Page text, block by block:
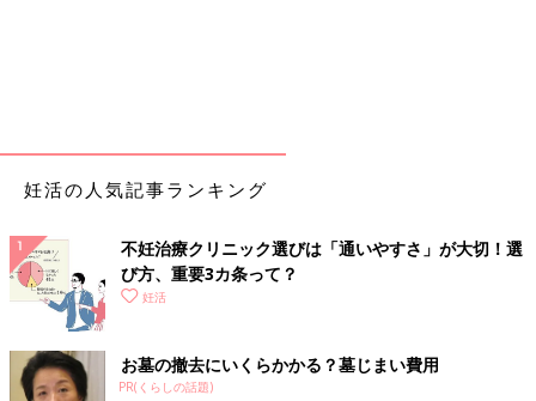
妊活の人気記事ランキング
不妊治療クリニック選びは「通いやすさ」が大切！選
び方、重要3カ条って？
妊活
お墓の撤去にいくらかかる？墓じまい費用
PR(くらしの話題)